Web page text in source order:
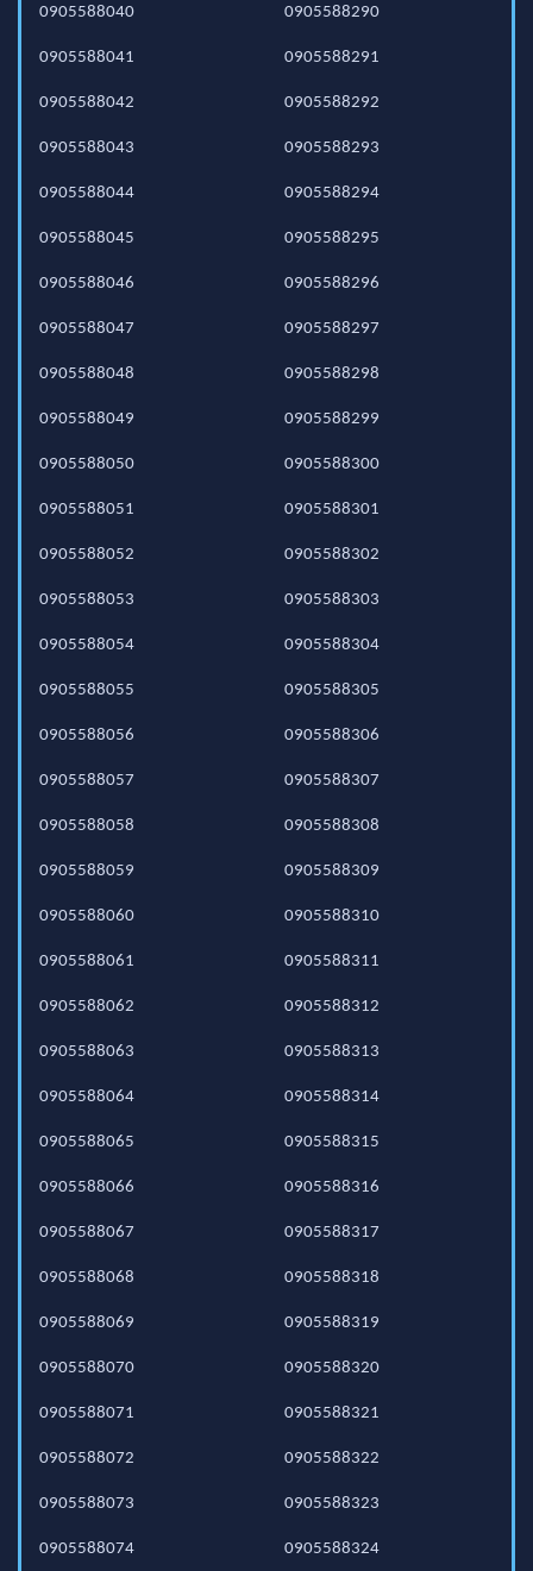
0905588040
0905588041
0905588042
0905588043
0905588044
0905588045
0905588046
0905588047
0905588048
0905588049
0905588050
0905588051
0905588052
0905588053
0905588054
0905588055
0905588056
0905588057
0905588058
0905588059
0905588060
0905588061
0905588062
0905588063
0905588064
0905588065
0905588066
0905588067
0905588068
0905588069
0905588070
0905588071
0905588072
0905588073
0905588074
0905588290
0905588291
0905588292
0905588293
0905588294
0905588295
0905588296
0905588297
0905588298
0905588299
0905588300
0905588301
0905588302
0905588303
0905588304
0905588305
0905588306
0905588307
0905588308
0905588309
0905588310
0905588311
0905588312
0905588313
0905588314
0905588315
0905588316
0905588317
0905588318
0905588319
0905588320
0905588321
0905588322
0905588323
0905588324